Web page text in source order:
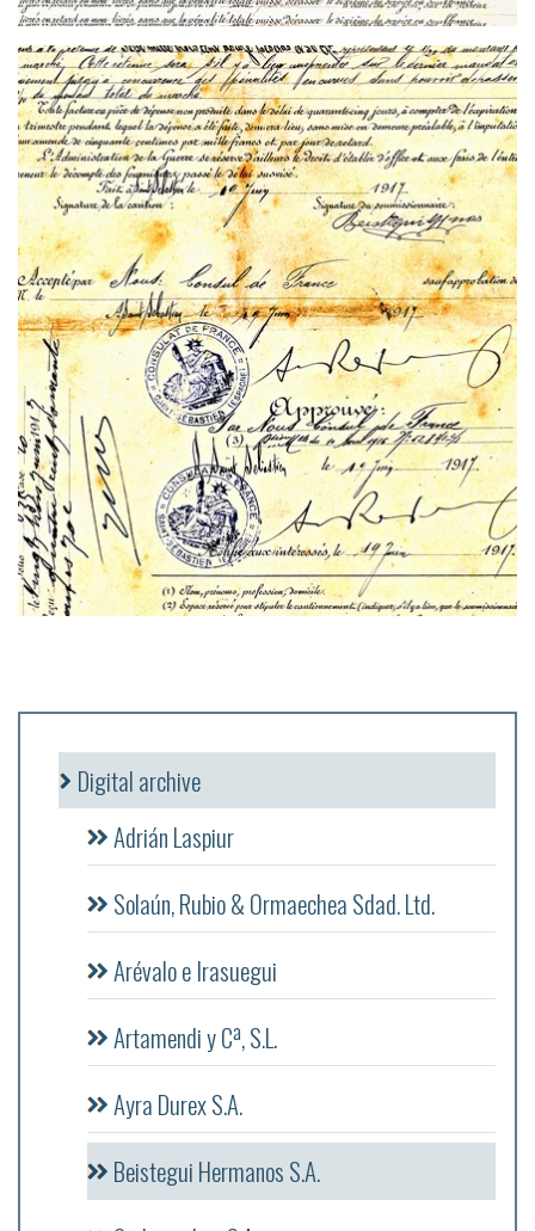
Digital archive
Adrián Laspiur
Solaún, Rubio & Ormaechea Sdad. Ltd.
Arévalo e Irasuegui
Artamendi y Cª, S.L.
Ayra Durex S.A.
Beistegui Hermanos S.A.